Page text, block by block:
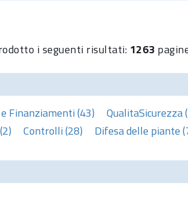
i seguenti risultati: 1263
Finanziamenti (43) QualitaSicurezza
Controlli (28) Difesa delle piante